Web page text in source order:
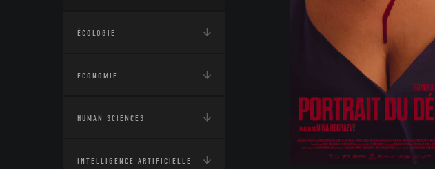
ÉCOLOGIE
ECONOMIE
HUMAN SCIENCES
INTELLIGENCE ARTIFICIELLE